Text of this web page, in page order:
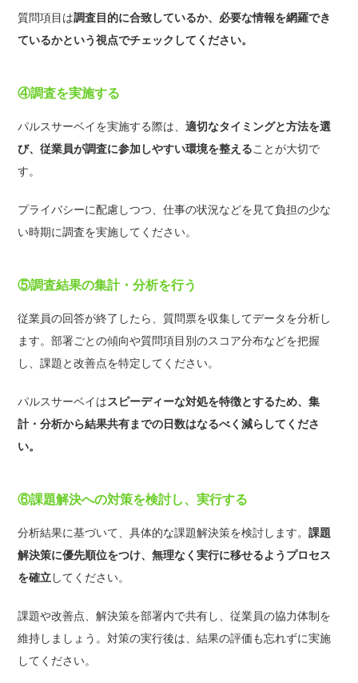
質問項目は調査目的に合致しているか、必要な情報を網羅でき
ているかという視点でチェックしてください。
④調査を実施する
パルスサーベイを実施する際は、適切なタイミングと方法を選
び、従業員が調査に参加しやすい環境を整えることが大切で
す。
プライバシーに配慮しつつ、仕事の状況などを見て負担の少な
い時期に調査を実施してください。
⑤調査結果の集計・分析を行う
従業員の回答が終了したら、質問票を収集してデータを分析し
ます。部署ごとの傾向や質問項目別のスコア分布などを把握
し、課題と改善点を特定してください。
パルスサーベイはスピーディーな対処を特徴とするため、集
計・分析から結果共有までの日数はなるべく減らしてくださ
い。
⑥課題解決への対策を検討し、実行する
分析結果に基づいて、具体的な課題解決策を検討します。課題
解決策に優先順位をつけ、無理なく実行に移せるようプロセス
を確立してください。
課題や改善点、解決策を部署内で共有し、従業員の協力体制を
維持しましょう。対策の実行後は、結果の評価も忘れずに実施
してください。